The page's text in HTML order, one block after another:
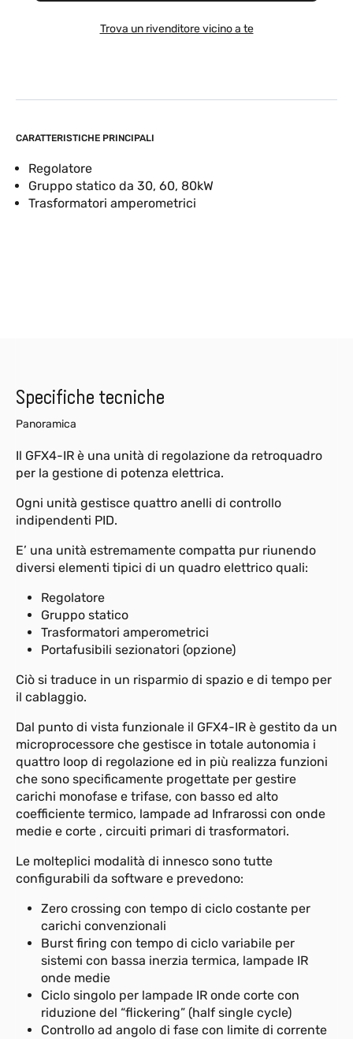
CARATTERISTICHE PRINCIPALI
Regolatore
Gruppo statico da 30, 60, 80kW
Trasformatori amperometrici
Trova un rivenditore vicino a te
Specifiche tecniche
Panoramica
Il GFX4-IR è una unità di regolazione da retroquadro
per la gestione di potenza elettrica.
Ogni unità gestisce quattro anelli di controllo
indipendenti PID.
E’ una unità estremamente compatta pur riunendo
diversi elementi tipici di un quadro elettrico quali:
Regolatore
Gruppo statico
Trasformatori amperometrici
Portafusibili sezionatori (opzione)
Ciò si traduce in un risparmio di spazio e di tempo per
il cablaggio.
Dal punto di vista funzionale il GFX4-IR è gestito da un
microprocessore che gestisce in totale autonomia i
quattro loop di regolazione ed in più realizza funzioni
che sono specificamente progettate per gestire
carichi monofase e trifase, con basso ed alto
coefficiente termico, lampade ad Infrarossi con onde
medie e corte , circuiti primari di trasformatori.
Le molteplici modalità di innesco sono tutte
configurabili da software e prevedono:
Zero crossing con tempo di ciclo costante per
carichi convenzionali
Burst firing con tempo di ciclo variabile per
sistemi con bassa inerzia termica, lampade IR
onde medie
Ciclo singolo per lampade IR onde corte con
riduzione del “flickering” (half single cycle)
Controllo ad angolo di fase con limite di corrente